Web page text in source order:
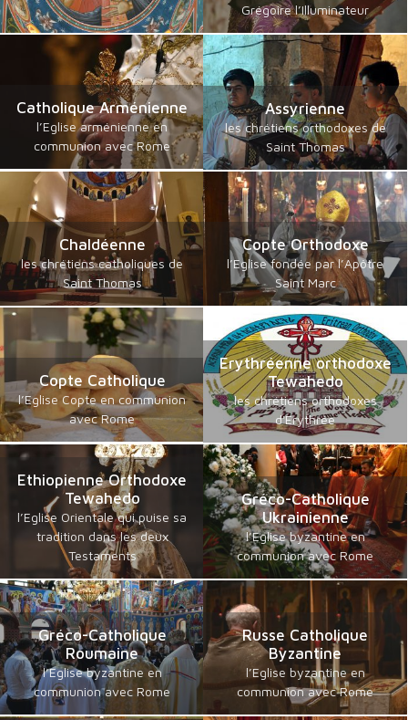
Grégoire l’Illuminateur
Catholique Arménienne
l’Eglise arménienne en
communion avec Rome
Assyrienne
les chrétiens orthodoxes de
Saint Thomas
Chaldéenne
les chrétiens catholiques de
Saint Thomas
Copte Orthodoxe
l’Eglise fondée par l’Apôtre
Saint Marc
Copte Catholique
l’Eglise Copte en communion
avec Rome
Erythréenne orthodoxe
Tewahedo
les chrétiens orthodoxes
d'Erythrée
Ethiopienne Orthodoxe
Tewahedo
l’Eglise Orientale qui puise sa
tradition dans les deux
Testaments
Gréco-Catholique
Ukrainienne
l’Eglise byzantine en
communion avec Rome
Gréco-Catholique
Roumaine
l’Eglise byzantine en
communion avec Rome
Russe Catholique
Byzantine
l’Eglise byzantine en
communion avec Rome